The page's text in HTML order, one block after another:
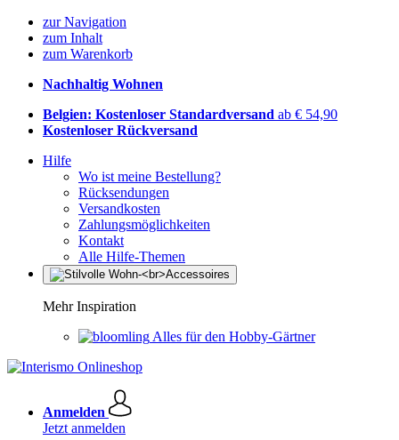
zur Navigation
zum Inhalt
zum Warenkorb
Nachhaltig Wohnen
Belgien: Kostenloser Standardversand ab € 54,90
Kostenloser Rückversand
Hilfe
Wo ist meine Bestellung?
Rücksendungen
Versandkosten
Zahlungsmöglichkeiten
Kontakt
Alle Hilfe-Themen
Mehr Inspiration
Alles für den Hobby-Gärtner
Anmelden
Jetzt anmelden